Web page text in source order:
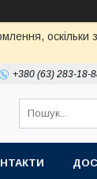
+380 (63) 283-18-